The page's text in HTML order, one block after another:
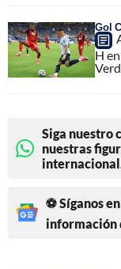
Gol
H
Siga nuestro
nuestras
⚽ Síganos
información